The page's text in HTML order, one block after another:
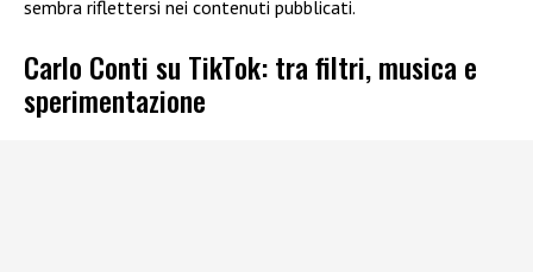
sembra riflettersi nei contenuti pubblicati.
Carlo Conti su TikTok: tra filtri, musica e
sperimentazione